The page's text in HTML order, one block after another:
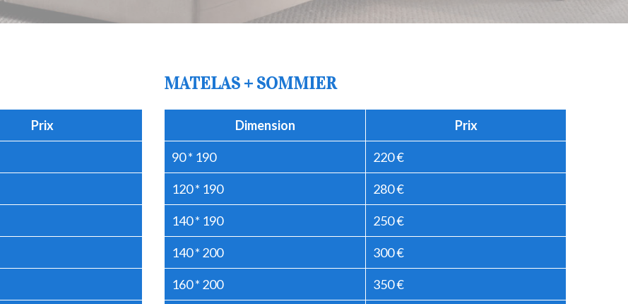
Prix
MATELAS + SOMMIER
Dimension Prix
90 * 190 220 €
120 * 190 280 €
140 * 190 250 €
140 * 200 300 €
160 * 200 350 €